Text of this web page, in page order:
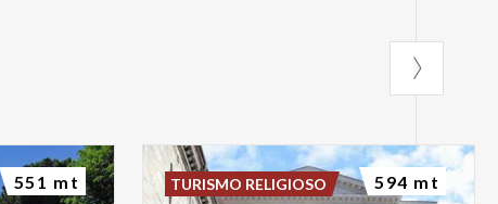
551 mt TURISMO RELIGIOSO 594 mt